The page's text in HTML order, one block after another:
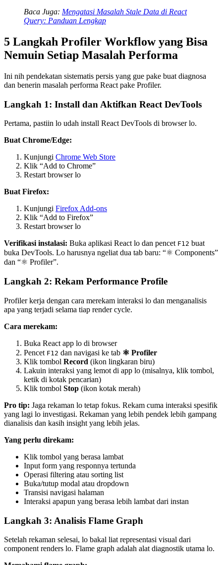
Baca Juga: Mengatasi Masalah Stale Data di React
Query: Panduan Lengkap
5 Langkah Profiler Workflow yang Bisa
Nemuin Setiap Masalah Performa
Ini nih pendekatan sistematis persis yang gue pake buat diagnosa
dan benerin masalah performa React pake Profiler.
Langkah 1: Install dan Aktifkan React DevTools
Pertama, pastiin lo udah install React DevTools di browser lo.
Buat Chrome/Edge:
Kunjungi Chrome Web Store
Klik “Add to Chrome”
Restart browser lo
Buat Firefox:
Kunjungi Firefox Add-ons
Klik “Add to Firefox”
Restart browser lo
Verifikasi instalasi: Buka aplikasi React lo dan pencet F12 buat
buka DevTools. Lo harusnya ngeliat dua tab baru: “⚛️ Components”
dan “⚛️ Profiler”.
Langkah 2: Rekam Performance Profile
Profiler kerja dengan cara merekam interaksi lo dan menganalisis
apa yang terjadi selama tiap render cycle.
Cara merekam:
Buka React app lo di browser
Pencet F12 dan navigasi ke tab ⚛️ Profiler
Klik tombol Record (ikon lingkaran biru)
Lakuin interaksi yang lemot di app lo (misalnya, klik tombol,
ketik di kotak pencarian)
Klik tombol Stop (ikon kotak merah)
Pro tip: Jaga rekaman lo tetap fokus. Rekam cuma interaksi spesifik
yang lagi lo investigasi. Rekaman yang lebih pendek lebih gampang
dianalisis dan kasih insight yang lebih jelas.
Yang perlu direkam:
Klik tombol yang berasa lambat
Input form yang responnya tertunda
Operasi filtering atau sorting list
Buka/tutup modal atau dropdown
Transisi navigasi halaman
Interaksi apapun yang berasa lebih lambat dari instan
Langkah 3: Analisis Flame Graph
Setelah rekaman selesai, lo bakal liat representasi visual dari
component renders lo. Flame graph adalah alat diagnostik utama lo.